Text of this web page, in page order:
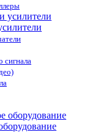
сигнала